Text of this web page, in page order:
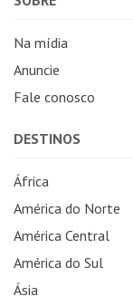
Na mídia
Anuncie
Fale conosco
DESTINOS
África
América do Norte
América Central
América do Sul
Ásia